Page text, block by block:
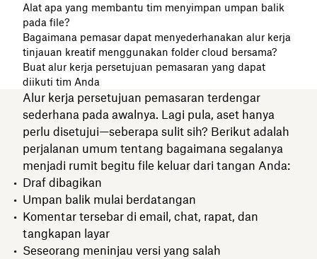
Alat apa yang membantu tim menyimpan umpan balik
pada file?
Bagaimana pemasar dapat menyederhanakan alur kerja
tinjauan kreatif menggunakan folder cloud bersama?
Buat alur kerja persetujuan pemasaran yang dapat
diikuti tim Anda
Alur kerja persetujuan pemasaran terdengar
sederhana pada awalnya. Lagi pula, aset hanya
perlu disetujui—seberapa sulit sih? Berikut adalah
perjalanan umum tentang bagaimana segalanya
menjadi rumit begitu file keluar dari tangan Anda:
Draf dibagikan
Umpan balik mulai berdatangan
Komentar tersebar di email, chat, rapat, dan
tangkapan layar
Seseorang meninjau versi yang salah